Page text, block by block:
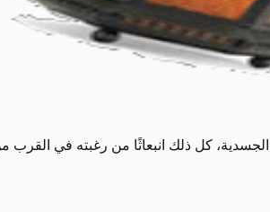
كل ذلك انبعاثًا من رغبته في القرب